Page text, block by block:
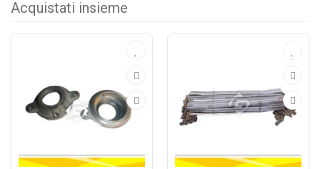
Acquistati insieme